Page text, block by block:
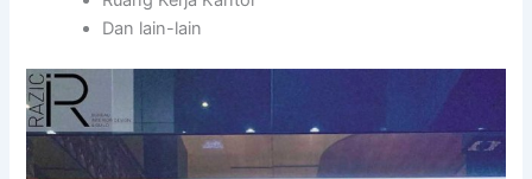
Dan lain-lain